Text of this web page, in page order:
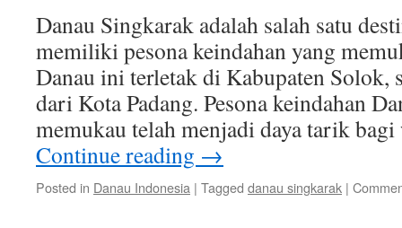
Danau Singkarak adalah salah satu
memiliki pesona keindahan yang
Danau ini terletak di Kabupaten Solok,
dari Kota Padang. Pesona keindahan
memukau telah menjadi daya tarik
Continue reading →
Posted in Danau Indonesia | Tagged danau singkarak |